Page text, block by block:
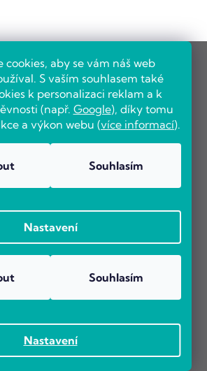
cookies, aby se vám náš web
S vaším souhlasem také
k personalizaci reklam a k
(např. Google), díky tomu
a výkon webu (více informací).
Nastavení
Souhlasím
Nastavení
Souhlasím